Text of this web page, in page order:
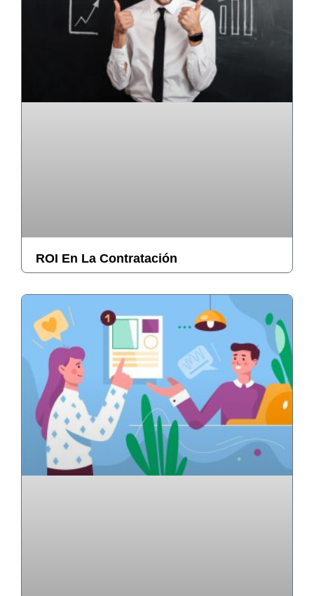
ROI En La Contratación